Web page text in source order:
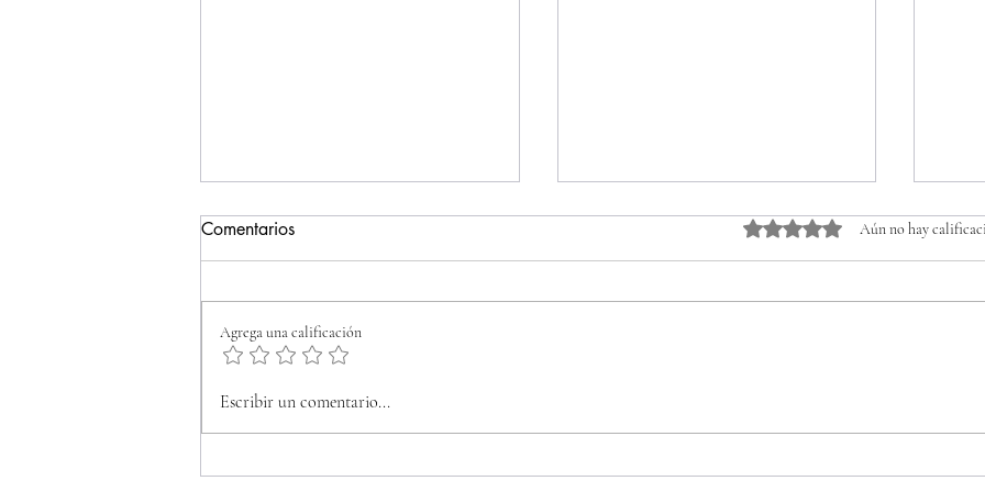
Erótica nostalgia
Comentarios Obtuvo 0 de 5 estrellas.
Aún no hay
Agrega una calificación
Escribir un comentario...